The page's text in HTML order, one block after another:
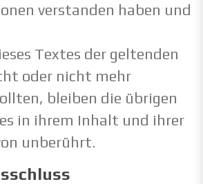
verstanden haben und
Textes der geltenden
oder nicht mehr
bleiben die übrigen
in ihrem Inhalt und ihrer
unberührt.